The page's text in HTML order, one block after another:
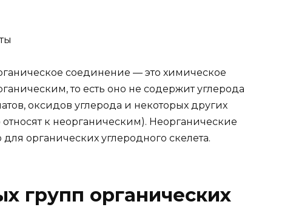
соединение — это химическое
то есть оно не содержит углерода
оксидов углерода и некоторых других
к неорганическим). Неорганические
органических углеродного скелета.
групп органических